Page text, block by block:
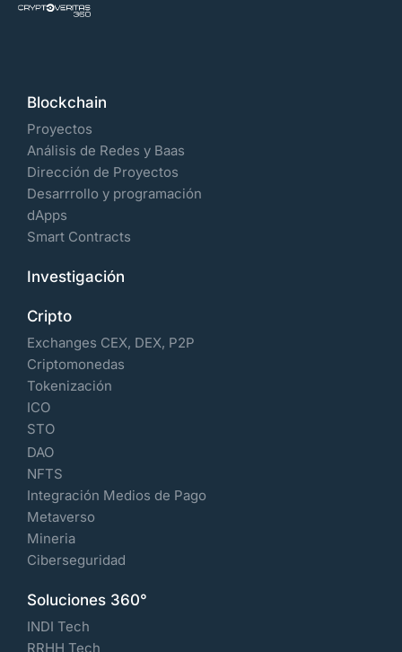
Blockchain
Proyectos
Análisis de Redes y Baas
Dirección de Proyectos
Desarrrollo y programación
dApps
Smart Contracts
Investigación
Cripto
Exchanges CEX, DEX, P2P
Criptomonedas
Tokenización
ICO
STO
DAO
NFTS
Integración Medios de Pago
Metaverso
Mineria
Ciberseguridad
Soluciones 360°
INDI Tech
RRHH Tech